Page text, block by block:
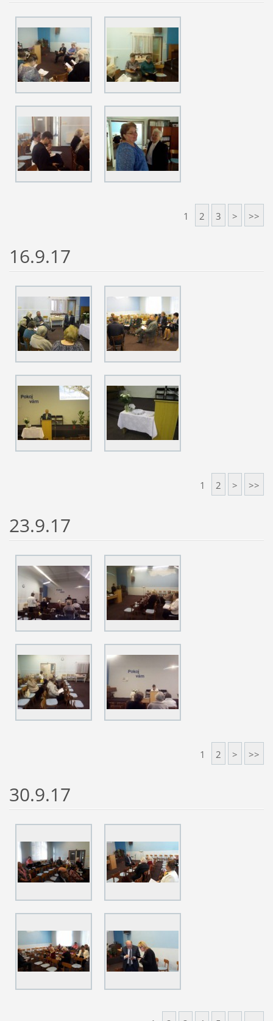
1 2 3 > >>
16.9.17
1 2 > >>
23.9.17
1 2 > >>
30.9.17